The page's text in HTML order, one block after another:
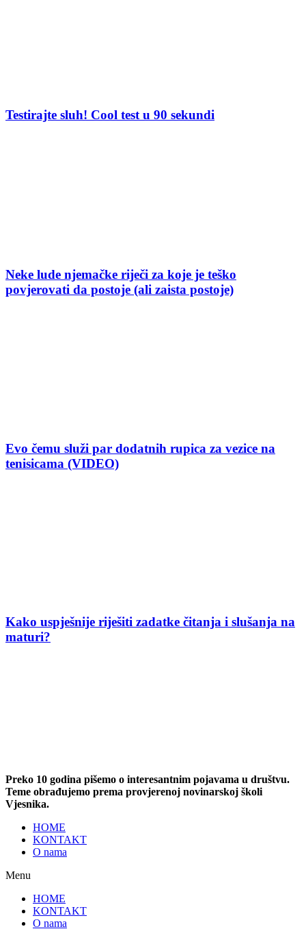
Testirajte sluh! Cool test u 90 sekundi
Neke lude njemačke riječi za koje je teško
povjerovati da postoje (ali zaista postoje)
Evo čemu služi par dodatnih rupica za vezice na
tenisicama (VIDEO)
Kako uspješnije riješiti zadatke čitanja i slušanja na
maturi?
Preko 10 godina pišemo o interesantnim pojavama u društvu.
Teme obrađujemo prema provjerenoj novinarskoj školi
Vjesnika.
HOME
KONTAKT
O nama
Menu
HOME
KONTAKT
O nama